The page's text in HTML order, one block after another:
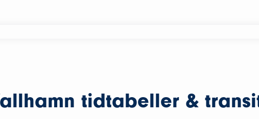
tidtabeller &